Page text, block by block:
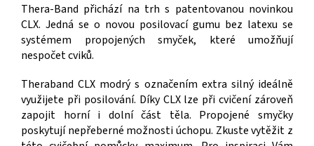
Thera-Band přichází na trh s patentovanou novinkou
CLX. Jedná se o novou posilovací gumu bez latexu se
systémem propojených smyček, které umožňují
nespočet cviků.
Theraband CLX modrý s označením extra silný ideálně
využijete při posilování. Díky CLX lze při cvičení zároveň
zapojit horní i dolní část těla. Propojené smyčky
poskytují nepřeberné možnosti úchopu. Zkuste vytěžit z